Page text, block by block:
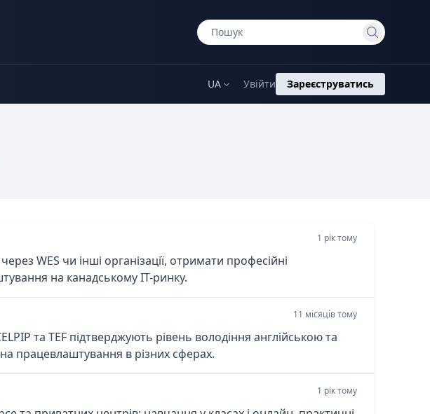
UA Увійти Зареєструватись
1 рік тому
WES чи інші організації, отримати професійні
на канадському IT-ринку.
11 місяців тому
та TEF підтверджують рівень володіння англійською та
працевлаштування в різних сферах.
1 рік тому